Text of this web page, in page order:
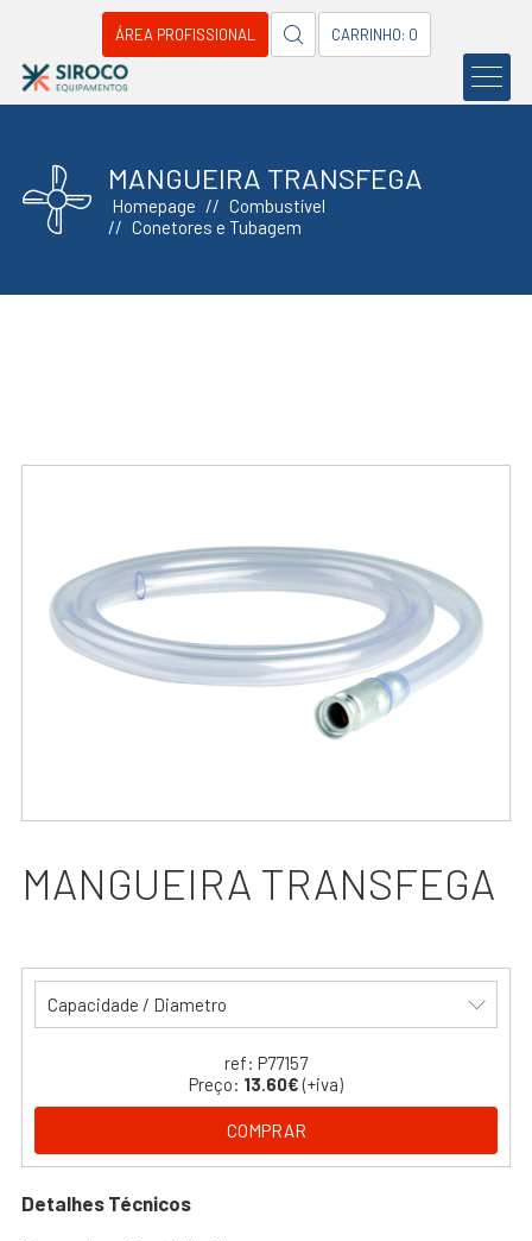
ÁREA PROFISSIONAL CARRINHO: 0
MANGUEIRA TRANSFEGA
Homepage
Combustível
Conetores e Tubagem
MANGUEIRA TRANSFEGA
Capacidade / Diametro
ref: P77157
Preço: 13.60€ (+iva)
COMPRAR
Detalhes Técnicos